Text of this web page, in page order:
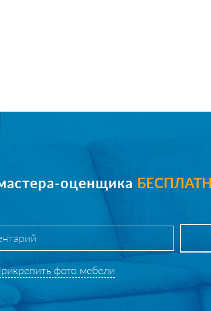
оценщика
фото мебели